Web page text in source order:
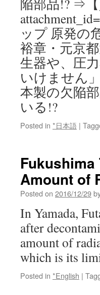
陥部品!? ⇒【
ップ 原発の
裕章・元京
生器や、圧
いけません
本製の欠陥
いる!?
Posted in *日本語 |
Amount of
Posted on 2016/12/29
In Yamada,
after
amount of
which is its
Posted in *English |